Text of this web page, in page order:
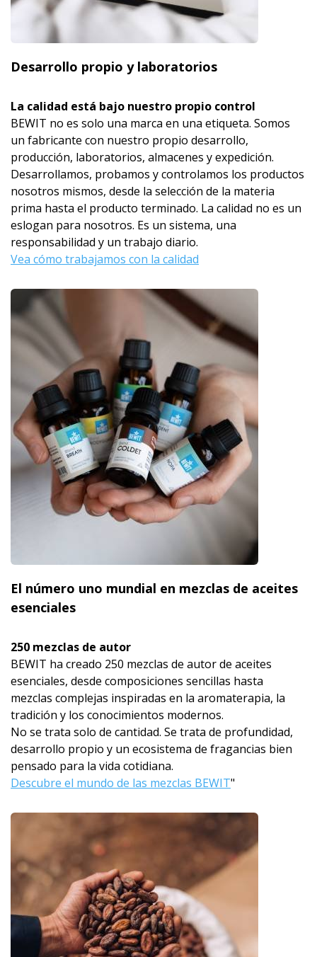
Desarrollo propio y laboratorios
La calidad está bajo nuestro propio control
BEWIT no es solo una marca en una etiqueta. Somos
un fabricante con nuestro propio desarrollo,
producción, laboratorios, almacenes y expedición.
Desarrollamos, probamos y controlamos los productos
nosotros mismos, desde la selección de la materia
prima hasta el producto terminado. La calidad no es un
eslogan para nosotros. Es un sistema, una
responsabilidad y un trabajo diario.
Vea cómo trabajamos con la calidad
El número uno mundial en mezclas de aceites
esenciales
250 mezclas de autor
BEWIT ha creado 250 mezclas de autor de aceites
esenciales, desde composiciones sencillas hasta
mezclas complejas inspiradas en la aromaterapia, la
tradición y los conocimientos modernos.
No se trata solo de cantidad. Se trata de profundidad,
desarrollo propio y un ecosistema de fragancias bien
pensado para la vida cotidiana.
Descubre el mundo de las mezclas BEWIT"